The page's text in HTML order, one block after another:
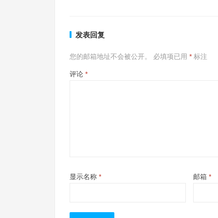
发表回复
您的邮箱地址不会被公开。 必填项已用 * 标注
评论 *
显示名称 * 邮箱 *